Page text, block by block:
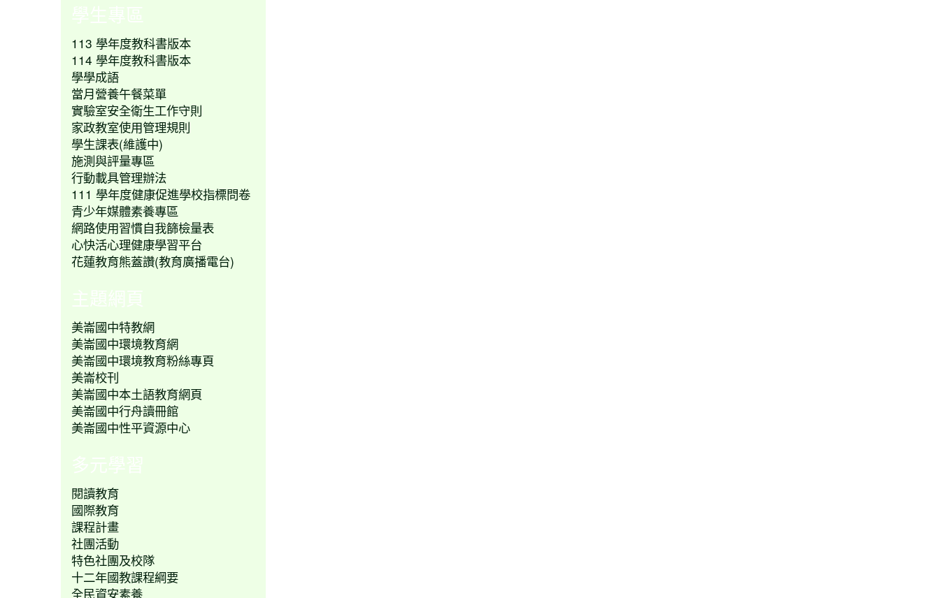
學生專區
113 學年度教科書版本
114 學年度教科書版本
學學成語
當月營養午餐菜單
實驗室安全衛生工作守則
家政教室使用管理規則
學生課表(維護中)
施測與評量專區
行動載具管理辦法
111 學年度健康促進學校指標問卷
青少年媒體素養專區
網路使用習慣自我篩檢量表
心快活心理健康學習平台
花蓮教育熊蓋讚(教育廣播電台)
主題網頁
美崙國中特教網
美崙國中環境教育網
美崙國中環境教育粉絲專頁
美崙校刊
美崙國中本土語教育網頁
美崙國中行舟讀冊館
美崙國中性平資源中心
多元學習
閱讀教育
國際教育
課程計畫
社團活動
特色社團及校隊
十二年國教課程綱要
全民資安素養